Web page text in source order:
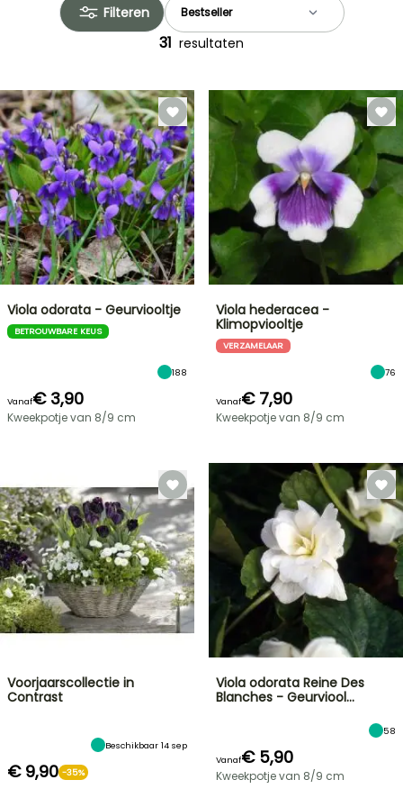
Filteren
31 resultaten
Viola odorata - Geurviooltje
BETROUWBARE KEUS
188
Vanaf€ 3,90
Kweekpotje van 8/9 cm
Viola hederacea -
Klimopviooltje
VERZAMELAAR
76
Vanaf€ 7,90
Kweekpotje van 8/9 cm
Voorjaarscollectie in
Contrast
Beschikbaar 14 sep
€ 9,90 -35%
Viola odorata Reine Des
Blanches - Geurviool…
58
Vanaf€ 5,90
Kweekpotje van 8/9 cm